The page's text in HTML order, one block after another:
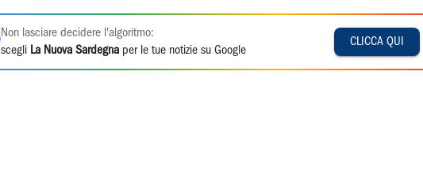
Non lasciare decidere l'algoritmo:
scegli La Nuova Sardegna per le tue notizie su Google
CLICCA QUI